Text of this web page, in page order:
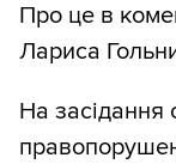
Про це в
Лариса
На засідання